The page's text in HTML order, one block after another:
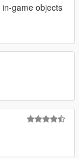
game objects